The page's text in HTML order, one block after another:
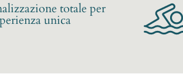
totale per
unica